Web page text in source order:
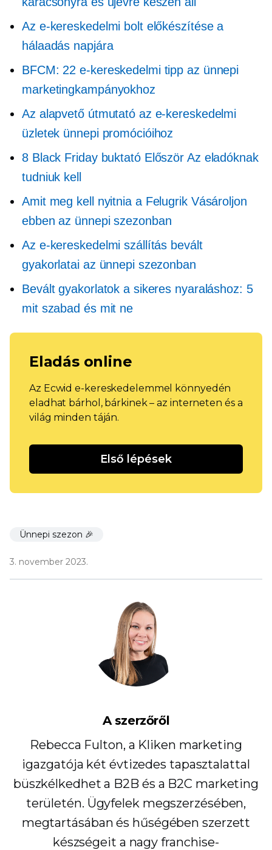
Az e-kereskedelmi bolt előkészítése a
hálaadás napjára
BFCM: 22 e-kereskedelmi tipp az ünnepi
marketingkampányokhoz
Az alapvető útmutató az e-kereskedelmi
üzletek ünnepi promócióihoz
8 Black Friday buktató Először Az eladóknak
tudniuk kell
Amit meg kell nyitnia a FelugrikVásároljon
ebben az ünnepi szezonban
Az e-kereskedelmi szállítás bevált
gyakorlatai az ünnepi szezonban
Bevált gyakorlatok a sikeres nyaraláshoz: 5
mit szabad és mit ne
Eladás online
Az Ecwid e-kereskedelemmel könnyedén
eladhat bárhol, bárkinek – az interneten és a
világ minden táján.
Első lépések
Ünnepi szezon 🎉
3. november 2023.
A szerzőről
Rebecca Fulton, a Kliken marketing
igazgatója két évtizedes tapasztalattal
büszkélkedhet a B2B és a B2C marketing
területén. Ügyfelek megszerzésében,
megtartásában és hűségében szerzett
készségeit a nagy franchise-